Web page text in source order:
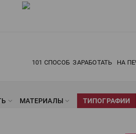
101 СПОСОБ ЗАРАБОТАТЬ НА
МАТЕРИАЛЫ ТИПОГРАФИИ